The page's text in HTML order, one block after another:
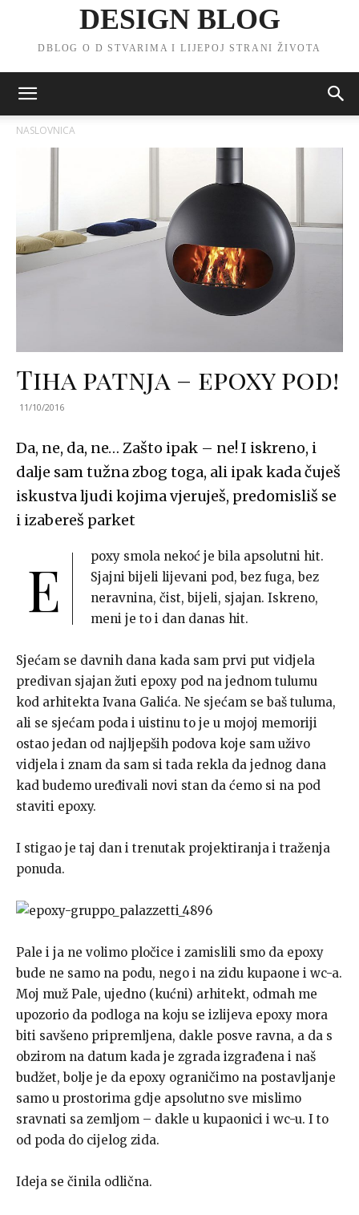
DESIGN BLOG
DBLOG O D STVARIMA I LIJEPOJ STRANI ŽIVOTA
NASLOVNICA
Tiha patnja – epoxy pod!
11/10/2016
Da, ne, da, ne… Zašto ipak – ne! I iskreno, i
dalje sam tužna zbog toga, ali ipak kada čuješ
iskustva ljudi kojima vjeruješ, predomisliš se
i izabereš parket
E
poxy smola nekoć je bila apsolutni hit.
Sjajni bijeli lijevani pod, bez fuga, bez
neravnina, čist, bijeli, sjajan. Iskreno,
meni je to i dan danas hit.
Sjećam se davnih dana kada sam prvi put vidjela
predivan sjajan žuti epoxy pod na jednom tulumu
kod arhitekta Ivana Galića. Ne sjećam se baš tuluma,
ali se sjećam poda i uistinu to je u mojoj memoriji
ostao jedan od najljepših podova koje sam uživo
vidjela i znam da sam si tada rekla da jednog dana
kad budemo uređivali novi stan da ćemo si na pod
staviti epoxy.
I stigao je taj dan i trenutak projektiranja i traženja
ponuda.
Pale i ja ne volimo pločice i zamislili smo da epoxy
bude ne samo na podu, nego i na zidu kupaone i wc-a.
Moj muž Pale, ujedno (kućni) arhitekt, odmah me
upozorio da podloga na koju se izlijeva epoxy mora
biti savšeno pripremljena, dakle posve ravna, a da s
obzirom na datum kada je zgrada izgrađena i naš
budžet, bolje je da epoxy ograničimo na postavljanje
samo u prostorima gdje apsolutno sve mislimo
sravnati sa zemljom – dakle u kupaonici i wc-u. I to
od poda do cijelog zida.
Ideja se činila odlična.